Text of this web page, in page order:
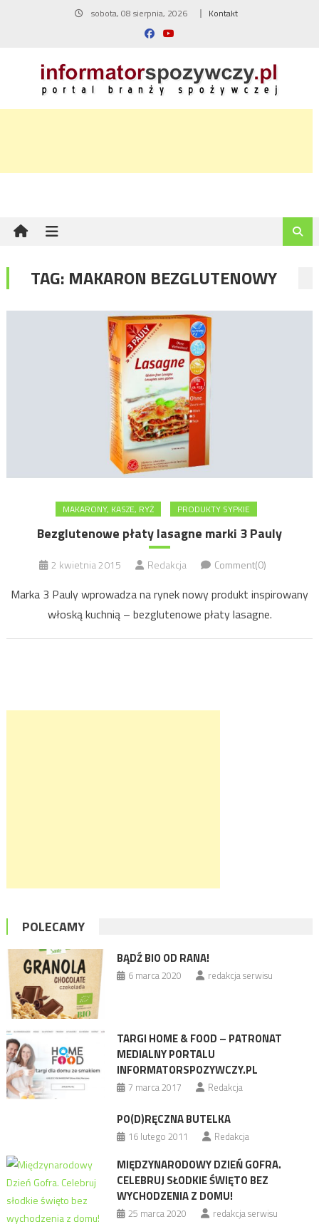
sobota, 08 sierpnia, 2026 Kontakt
TAG: MAKARON BEZGLUTENOWY
MAKARONY, KASZE, RYŻ PRODUKTY SYPKIE
Bezglutenowe płaty lasagne marki 3 Pauly
2 kwietnia 2015 Redakcja Comment(0)
Marka 3 Pauly wprowadza na rynek nowy produkt inspirowany
włoską kuchnią – bezglutenowe płaty lasagne.
POLECAMY
BĄDŹ BIO OD RANA!
6 marca 2020 redakcja serwisu
TARGI HOME & FOOD – PATRONAT
MEDIALNY PORTALU
INFORMATORSPOZYWCZY.PL
7 marca 2017 Redakcja
PO(D)RĘCZNA BUTELKA
16 lutego 2011 Redakcja
MIĘDZYNARODOWY DZIEŃ GOFRA.
CELEBRUJ SŁODKIE ŚWIĘTO BEZ
WYCHODZENIA Z DOMU!
25 marca 2020 redakcja serwisu